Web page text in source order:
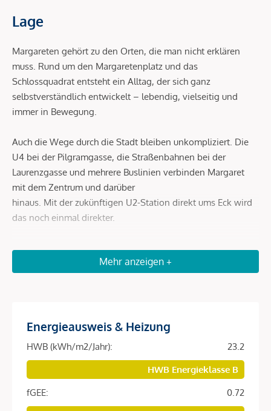
Lage
Margareten gehört zu den Orten, die man nicht erklären
muss. Rund um den Margaretenplatz und das
Schlossquadrat entsteht ein Alltag, der sich ganz
selbstverständlich entwickelt – lebendig, vielseitig und
immer in Bewegung.
Auch die Wege durch die Stadt bleiben unkompliziert. Die
U4 bei der Pilgramgasse, die Straßenbahnen bei der
Laurenzgasse und mehrere Buslinien verbinden Margaret
mit dem Zentrum und darüber
hinaus. Mit der zukünftigen U2-Station direkt ums Eck wird
das noch einmal direkter.
Beschreibung *
seinen Charakter entwickelt. Margaret ist mehr als ein Ort
zum Wohnen. Es steht für eine Art zu leben – geprägt von
Bewegung, von Stil und von einem Alltag, der sich nicht
planen muss. Hier entsteht ein Lebensgefühl, das sich aus
vielen kleinen Momenten zusammensetzt. Aus dem, was
man täglich erlebttut, und aus dem, was ganz nebenbei
Mehr anzeigen +
Energieausweis & Heizung
HWB (kWh/m2/Jahr):
23.2
HWB Energieklasse B
fGEE:
0.72